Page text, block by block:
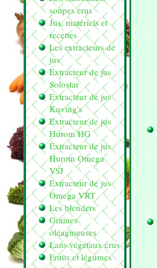
soupes crus
Jus, matériels et
recettes
Les extracteurs de
jus
Extracteur de jus
Solostar
Extracteur de jus
Kuving's
Extracteur de jus
Hurom HG
Extracteur de jus
Hurom Omega
VSJ
Extracteur de jus
Omega VRT
Les blenders
Graines
oléagineuses
Laits végétaux crus
Fruits et légumes